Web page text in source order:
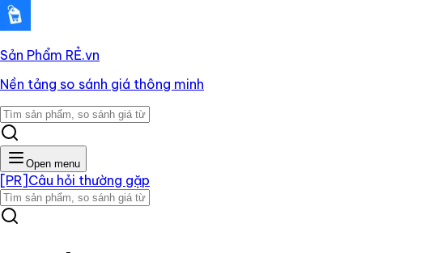
Sản Phẩm RẺ.vn
Nền tảng so sánh giá thông minh
Open menu
[PR] Câu hỏi thường gặp